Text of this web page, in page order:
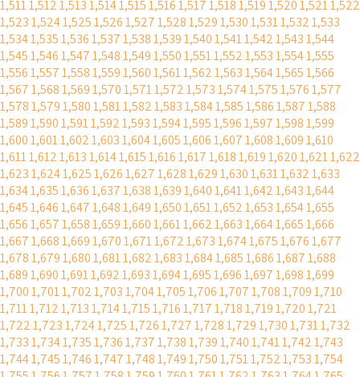
1,5111,5121,5131,5141,5151,5161,5171,5181,5191,5201,5211,522
1,5231,5241,5251,5261,5271,5281,5291,5301,5311,5321,533
1,5341,5351,5361,5371,5381,5391,5401,5411,5421,5431,544
1,5451,5461,5471,5481,5491,5501,5511,5521,5531,5541,555
1,5561,5571,5581,5591,5601,5611,5621,5631,5641,5651,566
1,5671,5681,5691,5701,5711,5721,5731,5741,5751,5761,577
1,5781,5791,5801,5811,5821,5831,5841,5851,5861,5871,588
1,5891,5901,5911,5921,5931,5941,5951,5961,5971,5981,599
1,6001,6011,6021,6031,6041,6051,6061,6071,6081,6091,610
1,6111,6121,6131,6141,6151,6161,6171,6181,6191,6201,6211,622
1,6231,6241,6251,6261,6271,6281,6291,6301,6311,6321,633
1,6341,6351,6361,6371,6381,6391,6401,6411,6421,6431,644
1,6451,6461,6471,6481,6491,6501,6511,6521,6531,6541,655
1,6561,6571,6581,6591,6601,6611,6621,6631,6641,6651,666
1,6671,6681,6691,6701,6711,6721,6731,6741,6751,6761,677
1,6781,6791,6801,6811,6821,6831,6841,6851,6861,6871,688
1,6891,6901,6911,6921,6931,6941,6951,6961,6971,6981,699
1,7001,7011,7021,7031,7041,7051,7061,7071,7081,7091,710
1,7111,7121,7131,7141,7151,7161,7171,7181,7191,7201,721
1,7221,7231,7241,7251,7261,7271,7281,7291,7301,7311,732
1,7331,7341,7351,7361,7371,7381,7391,7401,7411,7421,743
1,7441,7451,7461,7471,7481,7491,7501,7511,7521,7531,754